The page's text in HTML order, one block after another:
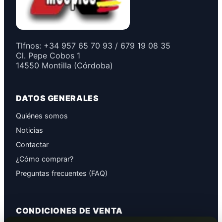
Tlfnos: +34 957 65 70 93 / 679 19 08 35
Cl. Pepe Cobos 1
14550 Montilla (Córdoba)
DATOS GENERALES
Quiénes somos
Noticias
Contactar
¿Cómo comprar?
Preguntas frecuentes (FAQ)
CONDICIONES DE VENTA